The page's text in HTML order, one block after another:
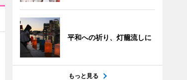
平和への祈り、灯籠流しに
もっと見る